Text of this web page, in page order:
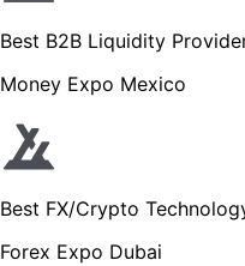
Best B2B Liquidity
Money Expo Mexico
Best FX/Crypto
Forex Expo Dubai